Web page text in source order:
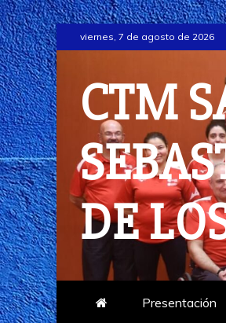
Saltar
al
contenido
viernes, 7 de agosto de 2026
CTM
DE
Presentación